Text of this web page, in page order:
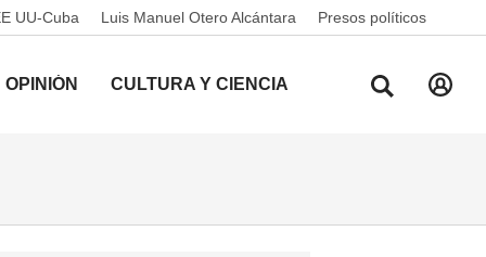
UU-Cuba Luis Manuel Otero Alcántara Presos políticos
OPINIÓN CULTURA Y CIENCIA